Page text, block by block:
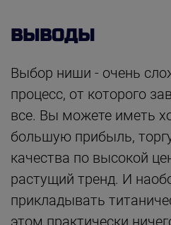
ВЫВОДЫ
Выбор ниши - очень
процесс, от которого
все. Вы можете иметь
большую прибыль,
качества по высокой
растущий тренд. И
прикладывать
этом практически